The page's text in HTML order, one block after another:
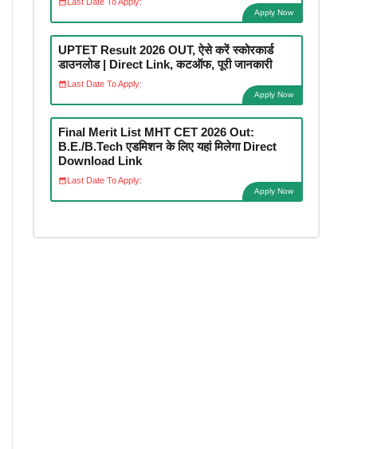
Apply Now
UPTET Result 2026 OUT, ऐसे करें स्कोरकार्ड
डाउनलोड | Direct Link, कटऑफ, पूरी जानकारी
Last Date To Apply:
Apply Now
Final Merit List MHT CET 2026 Out:
B.E./B.Tech एडमिशन के लिए यहां मिलेगा Direct
Download Link
Last Date To Apply:
Apply Now